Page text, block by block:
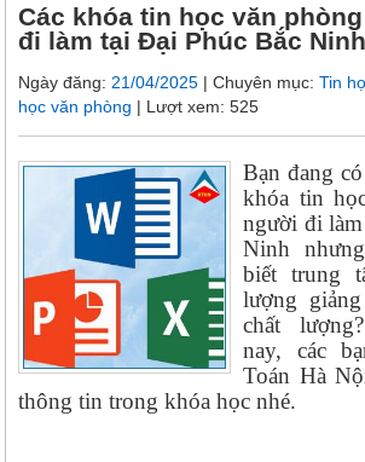
Các khóa tin học văn
đi làm tại Đại Phúc Bắc Ninh
Ngày đăng: 21/04/2025 | Chuyên mục:Tin
học văn phòng | Lượt xem: 525
Bạn đang
khóa tin
người đi
Ninh
biết trung
lượng
chất
nay, các
Toán Hà
thông tin trong khóa học nhé.